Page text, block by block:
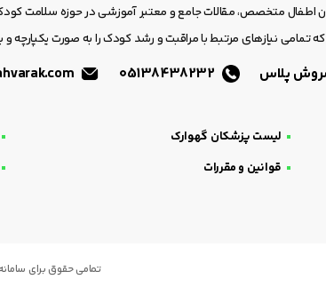
متخصص، مقالات جامع و معتبر آموزشی در حوزه سلامت
تمامی نیازهای مرتبط با مراقبت و رشد کودک را به صورت یکپارچه
پلاس
لیست پزشکان گهوارک
قوانین و مقررات
تمامی حقوق برای